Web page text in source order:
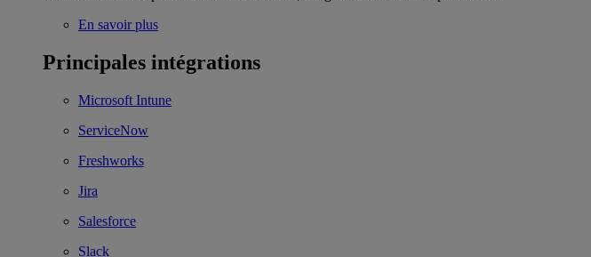
En savoir plus
Principales intégrations
Microsoft Intune
ServiceNow
Freshworks
Jira
Salesforce
Slack